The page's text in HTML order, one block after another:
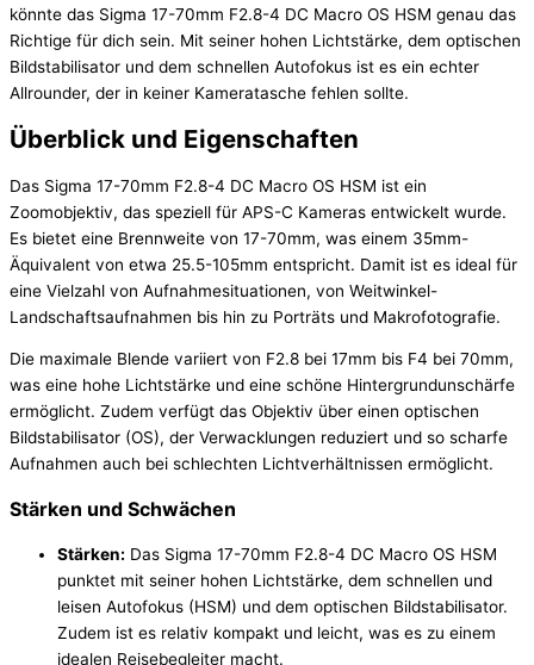
könnte das Sigma 17-70mm F2.8-4 DC Macro OS HSM genau das
Richtige für dich sein. Mit seiner hohen Lichtstärke, dem optischen
Bildstabilisator und dem schnellen Autofokus ist es ein echter
Allrounder, der in keiner Kameratasche fehlen sollte.
Überblick und Eigenschaften
Das Sigma 17-70mm F2.8-4 DC Macro OS HSM ist ein
Zoomobjektiv, das speziell für APS-C Kameras entwickelt wurde.
Es bietet eine Brennweite von 17-70mm, was einem 35mm-
Äquivalent von etwa 25.5-105mm entspricht. Damit ist es ideal für
eine Vielzahl von Aufnahmesituationen, von Weitwinkel-
Landschaftsaufnahmen bis hin zu Porträts und Makrofotografie.
Die maximale Blende variiert von F2.8 bei 17mm bis F4 bei 70mm,
was eine hohe Lichtstärke und eine schöne Hintergrundunschärfe
ermöglicht. Zudem verfügt das Objektiv über einen optischen
Bildstabilisator (OS), der Verwacklungen reduziert und so scharfe
Aufnahmen auch bei schlechten Lichtverhältnissen ermöglicht.
Stärken und Schwächen
Stärken: Das Sigma 17-70mm F2.8-4 DC Macro OS HSM
punktet mit seiner hohen Lichtstärke, dem schnellen und
leisen Autofokus (HSM) und dem optischen Bildstabilisator.
Zudem ist es relativ kompakt und leicht, was es zu einem
idealen Reisebegleiter macht.